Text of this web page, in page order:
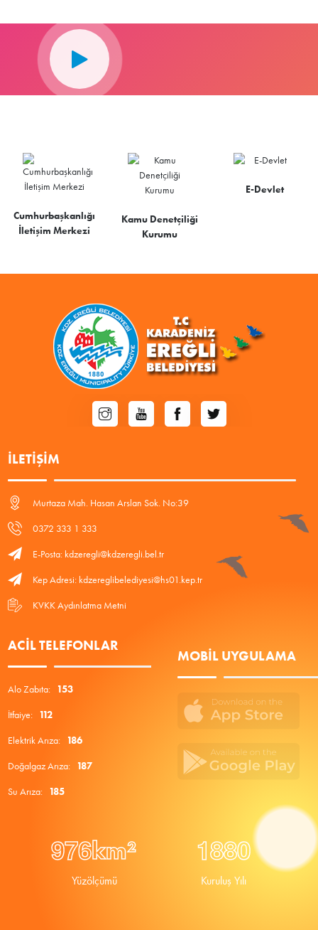
Cumhurbaşkanlığı
İletişim Merkezi
Kamu Denetçiliği
Kurumu
E-Devlet
İLETIŞIM
Murtaza Mah. Hasan Arslan Sok. No:39
0372 333 1 333
E-Posta: kdzeregli@kdzeregli.bel.tr
Kep Adresi: kdzereglibelediyesi@hs01.kep.tr
KVKK Aydınlatma Metni
ACIL TELEFONLAR
Alo Zabıta: 153
İtfaiye: 112
Elektrik Arıza: 186
Doğalgaz Arıza: 187
Su Arıza: 185
MOBIL UYGULAMA
976km²
Yüzölçümü
1880
Kuruluş Yılı